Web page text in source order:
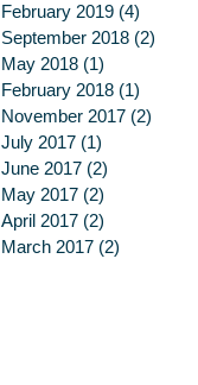
February 2019 (4)
September 2018 (2)
May 2018 (1)
February 2018 (1)
November 2017 (2)
July 2017 (1)
June 2017 (2)
May 2017 (2)
April 2017 (2)
March 2017 (2)